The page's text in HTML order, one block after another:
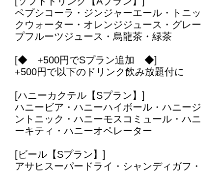
ペプシコーラ・ジンジャーエール・トニッ
クウォーター・オレンジジュース・グレー
プフルーツジュース・烏龍茶・緑茶
[◆ +500円でSプラン追加 ◆]
+500円で以下のドリンク飲み放題付に
[ハニーカクテル【Sプラン】]
ハニービア・ハニーハイボール・ハニージ
ントニック・ハニーモスコミュール・ハニ
ーキティ・ハニーオペレーター
[ビール【Sプラン】]
アサヒスーパードライ・シャンディガフ・